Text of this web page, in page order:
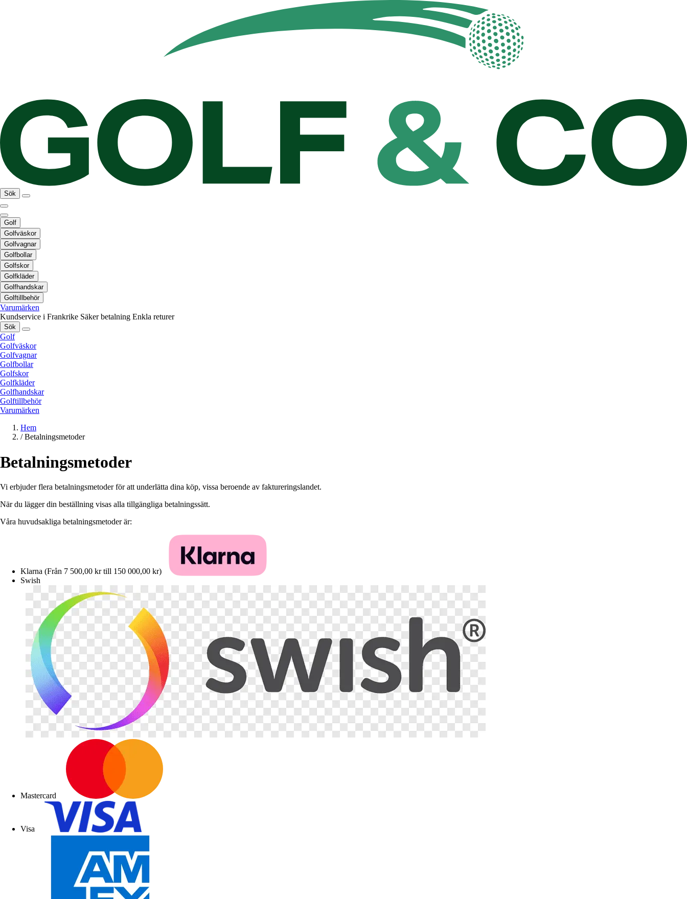
Sök
Golf
Golfväskor
Golfvagnar
Golfbollar
Golfskor
Golfkläder
Golfhandskar
Golftillbehör
Varumärken
Kundservice i Frankrike Säker betalning Enkla returer
Sök
Golf
Golfväskor
Golfvagnar
Golfbollar
Golfskor
Golfkläder
Golfhandskar
Golftillbehör
Varumärken
Hem
/ Betalningsmetoder
Betalningsmetoder
Vi erbjuder flera betalningsmetoder för att underlätta dina köp, vissa beroende av faktureringslandet.
När du lägger din beställning visas alla tillgängliga betalningssätt.
Våra huvudsakliga betalningsmetoder är:
Klarna (Från 7 500,00 kr till 150 000,00 kr)
Swish
Mastercard
Visa